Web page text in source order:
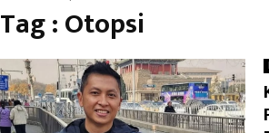
Tag : Otopsi